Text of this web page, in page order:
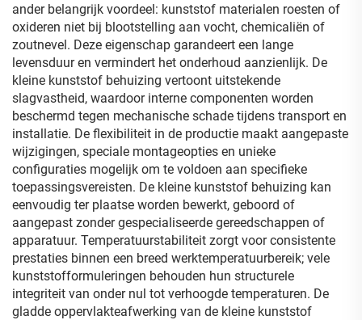
ander belangrijk voordeel: kunststof materialen roesten of
oxideren niet bij blootstelling aan vocht, chemicaliën of
zoutnevel. Deze eigenschap garandeert een lange
levensduur en vermindert het onderhoud aanzienlijk. De
kleine kunststof behuizing vertoont uitstekende
slagvastheid, waardoor interne componenten worden
beschermd tegen mechanische schade tijdens transport en
installatie. De flexibiliteit in de productie maakt aangepaste
wijzigingen, speciale montageopties en unieke
configuraties mogelijk om te voldoen aan specifieke
toepassingsvereisten. De kleine kunststof behuizing kan
eenvoudig ter plaatse worden bewerkt, geboord of
aangepast zonder gespecialiseerde gereedschappen of
apparatuur. Temperatuurstabiliteit zorgt voor consistente
prestaties binnen een breed werktemperatuurbereik; vele
kunststofformuleringen behouden hun structurele
integriteit van onder nul tot verhoogde temperaturen. De
gladde oppervlakteafwerking van de kleine kunststof